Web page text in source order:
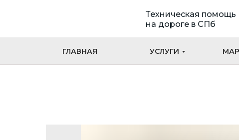
ГЛАВНАЯ УСЛУГИ
Техническая помощь
на дороге в СПб